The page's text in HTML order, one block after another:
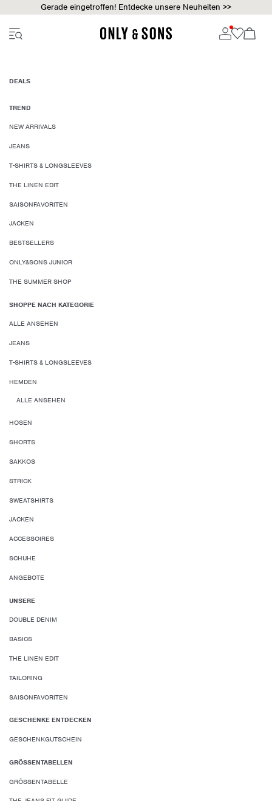
Gerade eingetroffen! Entdecke unsere Neuheiten >>
DEALS
TREND
NEW ARRIVALS
JEANS
T-SHIRTS & LONGSLEEVES
THE LINEN EDIT
SAISONFAVORITEN
JACKEN
BESTSELLERS
ONLY&SONS JUNIOR
THE SUMMER SHOP
SHOPPE NACH KATEGORIE
ALLE ANSEHEN
JEANS
T-SHIRTS & LONGSLEEVES
HEMDEN
ALLE ANSEHEN
HOSEN
SHORTS
SAKKOS
STRICK
SWEATSHIRTS
JACKEN
ACCESSOIRES
SCHUHE
ANGEBOTE
UNSERE
DOUBLE DENIM
BASICS
THE LINEN EDIT
TAILORING
SAISONFAVORITEN
GESCHENKE ENTDECKEN
GESCHENKGUTSCHEIN
GRÖSSENTABELLEN
GRÖSSENTABELLE